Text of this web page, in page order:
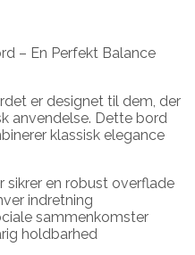
– En Perfekt Balance
er designet til dem, der
Dette bord
klassisk elegance
sikrer en robust overflade
indretning
sammenkomster
holdbarhed